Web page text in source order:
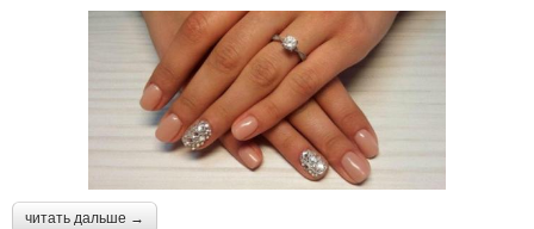
читать дальше →